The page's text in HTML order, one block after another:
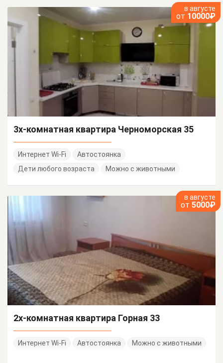
в августе
от 10000₽
3х-комнатная квартира Черноморская 35
Интернет Wi-Fi
Автостоянка
Дети любого возраста
Можно с животными
в августе
от 5000₽
2х-комнатная квартира Горная 33
Интернет Wi-Fi Автостоянка Можно с животными